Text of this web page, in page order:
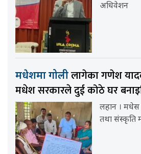
अधिवेशन
मधेशमा गोलीलागेका गणेश
मधेश सरकारले दुई कोठे घर
लहान । मधेस
तथा संस्कृति